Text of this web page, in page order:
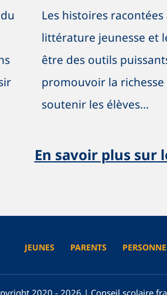
Les histoires
littérature jeunesse et
être des outils
promouvoir la
soutenir les élèves...
En savoir plus sur
JEUNES PARENTS
2020 - 2026 | Conseil scolaire